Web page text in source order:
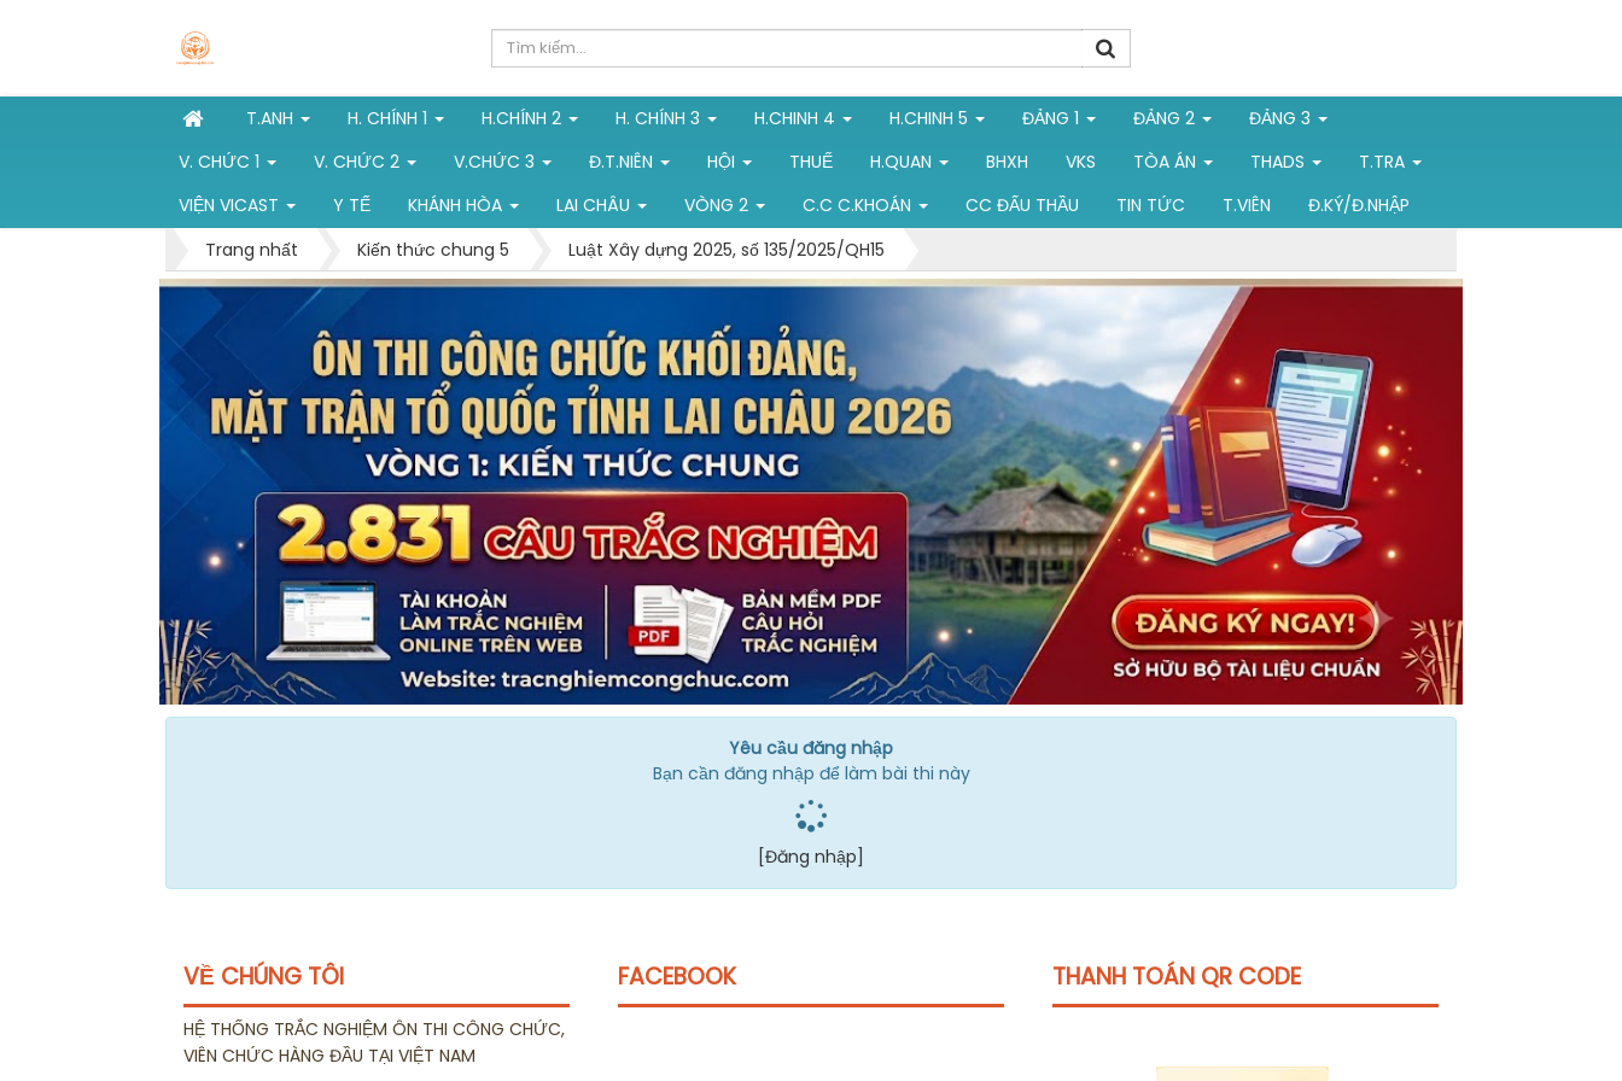
T.ANH H. CHÍNH 1 H.CHÍNH 2 H. CHÍNH 3 H.CHINH 4 H.CHINH 5 ĐẢNG 1 ĐẢNG 2
ĐẢNG 3
V. CHỨC 1
V. CHỨC 2 V.CHỨC 3 Đ.T.NIÊN HỘI THUẾ H.QUAN BHXH VKS TÒA ÁN THADS
T.TRA
VIỆN VICAST
Y TẾ KHÁNH HÒA LAI CHÂU VÒNG 2 C.C C.KHOÁN CC ĐẤU THẦU TIN TỨC T.VIÊN
Đ.KÝ/Đ.NHẬP
Trang nhất
Kiến thức chung 5 Luật Xây dựng 2025, số 135/2025/QH15
Yêu cầu đăng nhập
Bạn cần đăng nhập để làm bài thi này
[Đăng nhập]
VỀ CHÚNG TÔI
HỆ THỐNG TRẮC NGHIỆM ÔN THI CÔNG CHỨC,
VIÊN CHỨC HÀNG ĐẦU TẠI VIỆT NAM
FACEBOOK THANH TOÁN QR CODE